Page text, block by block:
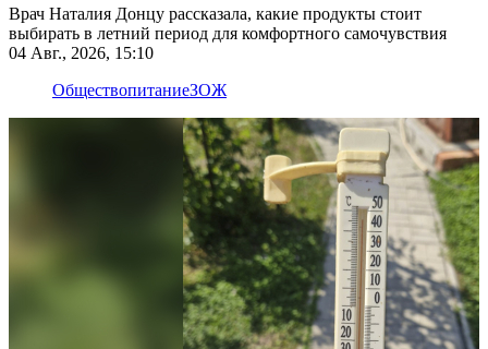
Врач Наталия Донцу рассказала, какие продукты стоит
выбирать в летний период для комфортного самочувствия
04 Авг., 2026, 15:10
ОбществопитаниеЗОЖ